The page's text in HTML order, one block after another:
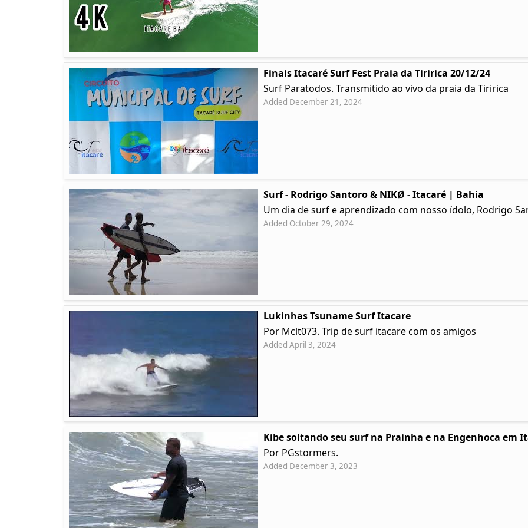
Finais Itacaré Surf Fest Praia da Tiririca 20/12/24
Surf Paratodos. Transmitido ao vivo da praia da Tiririca
Added December 21, 2024
Surf - Rodrigo Santoro & NIKØ - Itacaré | Bahia
Um dia de surf e aprendizado com nosso ídolo, Rodrigo
Added October 29, 2024
Lukinhas Tsuname Surf Itacare
Por Mclt073. Trip de surf itacare com os amigos
Added April 3, 2024
Kibe soltando seu surf na Prainha e na Engenhoca em
Por PGstormers.
Added December 3, 2023